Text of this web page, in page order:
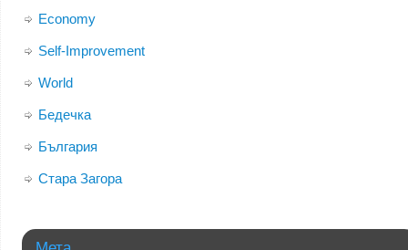
Economy
Self-Improvement
World
Бедечка
България
Стара Загора